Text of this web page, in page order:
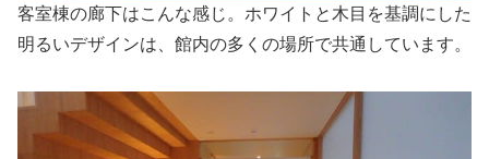
客室棟の廊下はこんな感じ。ホワイトと木目を基調にした
明るいデザインは、館内の多くの場所で共通しています。